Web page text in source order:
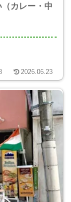
カレー・中
2026.06.23